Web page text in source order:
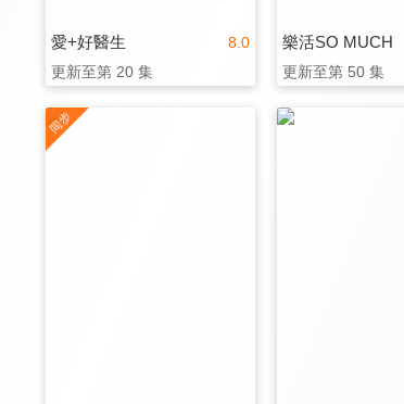
8.0
愛+好醫生
更新至第 20 集
樂活SO MUCH
更新至第 50 集